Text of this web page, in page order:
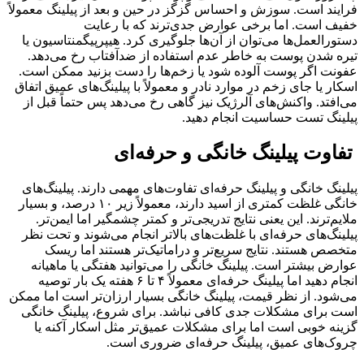
فرایند است. سوزش و احساس گزگز در حین و بعد از پیلینگ معمولاً
خفیف است. اما برخی عوارض جدی‌ترند که با رعایت
دستورالعمل‌ها می‌توان از آن‌ها جلوگیری کرد. هیپرپیگمنتاسیون یا
تیره شدن پوست به خاطر عدم استفاده از ضدآفتاب رخ می‌دهد.
عفونت اگر پوست آلوده شود یا زخم‌ها را دست بزنید ممکن است.
اسکار یا جای زخم در موارد نادر و معمولاً با پیلینگ‌های عمیق اتفاق
می‌افتد. واکنش‌های آلرژیک نیز گاهی رخ می‌دهد پس حتماً قبل از
پیلینگ تست حساسیت انجام دهید.
تفاوت پیلینگ خانگی و حرفه‌ای
پیلینگ خانگی و پیلینگ حرفه‌ای تفاوت‌های مهمی دارند. پیلینگ‌های
خانگی غلظت کمتری از اسید دارند، معمولاً زیر ۱۰ درصد، و بسیار
ملایم‌ترند. این یعنی نتایج تدریجی‌تر و کمتر چشمگیر اما ایمن‌تر.
پیلینگ‌های حرفه‌ای با غلظت‌های بالاتر انجام می‌شوند و تحت نظر
متخصص هستند. نتایج سریع‌تر و دراماتیک‌تر هستند اما ریسک
عوارض بیشتر است. پیلینگ خانگی را می‌توانید هفتگی یا ماهیانه
انجام دهید اما پیلینگ حرفه‌ای معمولاً ۴ تا ۶ هفته یک بار توصیه
می‌شود. از نظر قیمت، پیلینگ خانگی بسیار ارزان‌تر است اما ممکن
است برای مشکلات جدی کافی نباشد. برای شروع، پیلینگ خانگی
گزینه خوبی است اما برای مشکلات عمیق‌تر مثل اسکار آکنه یا
چروک‌های عمیق، پیلینگ حرفه‌ای ضروری است.